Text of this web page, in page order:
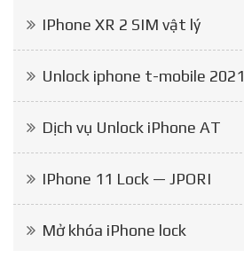
IPhone XR 2 SIM vật lý
Unlock iphone t-mobile 2021
Dịch vụ Unlock iPhone AT
IPhone 11 Lock — JPORI
Mở khóa iPhone lock